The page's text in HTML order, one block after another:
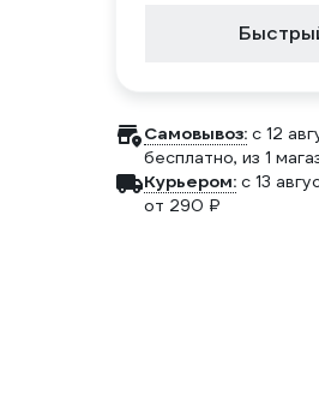
Самовывоз: c 12
бесплатно, из 1
Курьером: c 13
от 290 ₽